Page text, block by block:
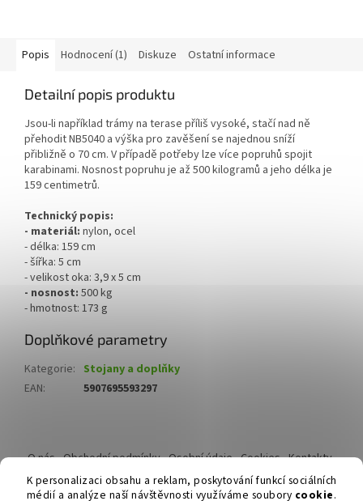
K personalizaci obsahu a reklam, poskytování funkcí sociálních
médií a analýze naší návštěvnosti využíváme soubory cookie.
Popis Hodnocení (1) Diskuze Ostatní informace
Detailní popis produktu
Jsou-li například trámy na terase příliš vysoké, stačí nad ně
přehodit NB5040 a výška pro zavěšení se najednou sníží
přibližně o 70 cm. V případě potřeby lze více popruhů spojit
karabinami. Nosnost popruhu je až 500 kilogramů a jeho délka je
159 centimetrů.
Technický popis:
- materiál: nylon, ocel
- délka: 159 cm
- šířka: 5 cm
- velikost oka: 3,9 x 5 cm
- nosnost: 500 kg
- hmotnost: 173 g
Doplňkové parametry
Kategorie: Stojany a doplňky
EAN: 5907695593297
á
p
O nás Obchodní podmínky Osobní údaje Cookies Kontakty
Reklamační řád